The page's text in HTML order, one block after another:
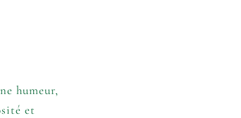
humeur,
et